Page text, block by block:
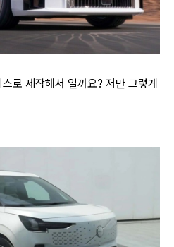
로 제작해서 일까요? 저만 그렇게